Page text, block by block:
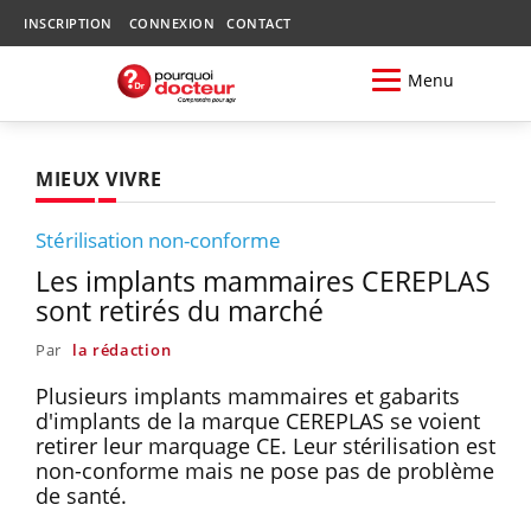
INSCRIPTION CONNEXION CONTACT
Menu
MIEUX VIVRE
Stérilisation non-conforme
Les implants mammaires CEREPLAS
sont retirés du marché
Par la rédaction
Plusieurs implants mammaires et gabarits
d'implants de la marque CEREPLAS se voient
retirer leur marquage CE. Leur stérilisation est
non-conforme mais ne pose pas de problème
de santé.